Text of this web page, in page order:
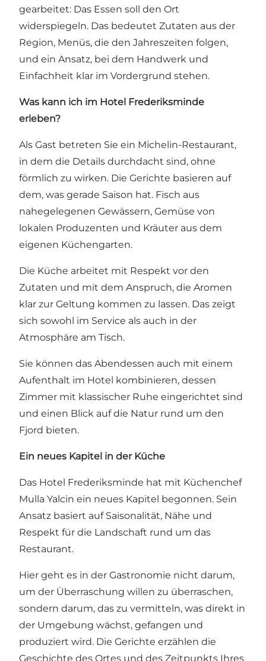
gearbeitet: Das Essen soll den Ort
widerspiegeln. Das bedeutet Zutaten aus der
Region, Menüs, die den Jahreszeiten folgen,
und ein Ansatz, bei dem Handwerk und
Einfachheit klar im Vordergrund stehen.
Was kann ich im Hotel Frederiksminde
erleben?
Als Gast betreten Sie ein Michelin-Restaurant,
in dem die Details durchdacht sind, ohne
förmlich zu wirken. Die Gerichte basieren auf
dem, was gerade Saison hat. Fisch aus
nahegelegenen Gewässern, Gemüse von
lokalen Produzenten und Kräuter aus dem
eigenen Küchengarten.
Die Küche arbeitet mit Respekt vor den
Zutaten und mit dem Anspruch, die Aromen
klar zur Geltung kommen zu lassen. Das zeigt
sich sowohl im Service als auch in der
Atmosphäre am Tisch.
Sie können das Abendessen auch mit einem
Aufenthalt im Hotel kombinieren, dessen
Zimmer mit klassischer Ruhe eingerichtet sind
und einen Blick auf die Natur rund um den
Fjord bieten.
Ein neues Kapitel in der Küche
Das Hotel Frederiksminde hat mit Küchenchef
Mulla Yalcin ein neues Kapitel begonnen. Sein
Ansatz basiert auf Saisonalität, Nähe und
Respekt für die Landschaft rund um das
Restaurant.
Hier geht es in der Gastronomie nicht darum,
um der Überraschung willen zu überraschen,
sondern darum, das zu vermitteln, was direkt in
der Umgebung wächst, gefangen und
produziert wird. Die Gerichte erzählen die
Geschichte des Ortes und des Zeitpunkts Ihres